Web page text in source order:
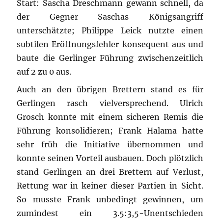
Start: Sascha Dreschmann gewann schnell, da
der Gegner Saschas Königsangriff
unterschätzte; Philippe Leick nutzte einen
subtilen Eröffnungsfehler konsequent aus und
baute die Gerlinger Führung zwischenzeitlich
auf 2 zu 0 aus.
Auch an den übrigen Brettern stand es für
Gerlingen rasch vielversprechend. Ulrich
Grosch konnte mit einem sicheren Remis die
Führung konsolidieren; Frank Halama hatte
sehr früh die Initiative übernommen und
konnte seinen Vorteil ausbauen. Doch plötzlich
stand Gerlingen an drei Brettern auf Verlust,
Rettung war in keiner dieser Partien in Sicht.
So musste Frank unbedingt gewinnen, um
zumindest ein 3.5:3,5-Unentschieden